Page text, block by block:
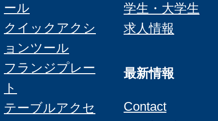
ール
クイックアクシ
ョンツール
フランジプレー
ト
テーブルアクセ
学生・大学生
求人情報
最新情報
Contact